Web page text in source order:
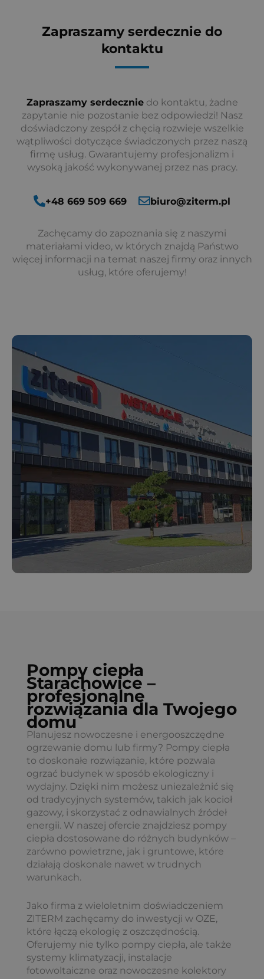
Zapraszamy serdecznie do
kontaktu
Zapraszamy serdeczniedo kontaktu, żadne
zapytanie nie pozostanie bez odpowiedzi! Nasz
doświadczony zespół z chęcią rozwieje wszelkie
wątpliwości dotyczące świadczonych przez naszą
firmę usług. Gwarantujemy profesjonalizm i
wysoką jakość wykonywanej przez nas pracy.
+48 669 509 669 biuro@ziterm.pl
Zachęcamy do zapoznania się z naszymi
materiałami video, w których znajdą Państwo
więcej informacji na temat naszej firmy oraz innych
usług, które oferujemy!
Pompy ciepła
Starachowice –
profesjonalne
rozwiązania dla Twojego
domu
Planujesz nowoczesne i energooszczędne
ogrzewanie domu lub firmy? Pompy ciepła
to doskonałe rozwiązanie, które pozwala
ogrzać budynek w sposób ekologiczny i
wydajny. Dzięki nim możesz uniezależnić się
od tradycyjnych systemów, takich jak kocioł
gazowy, i skorzystać z odnawialnych źródeł
energii. W naszej ofercie znajdziesz pompy
ciepła dostosowane do różnych budynków –
zarówno powietrzne, jak i gruntowe, które
działają doskonale nawet w trudnych
warunkach.
Jako firma z wieloletnim doświadczeniem
ZITERM zachęcamy do inwestycji w OZE,
które łączą ekologię z oszczędnością.
Oferujemy nie tylko pompy ciepła, ale także
systemy klimatyzacji, instalacje
fotowoltaiczne oraz nowoczesne kolektory